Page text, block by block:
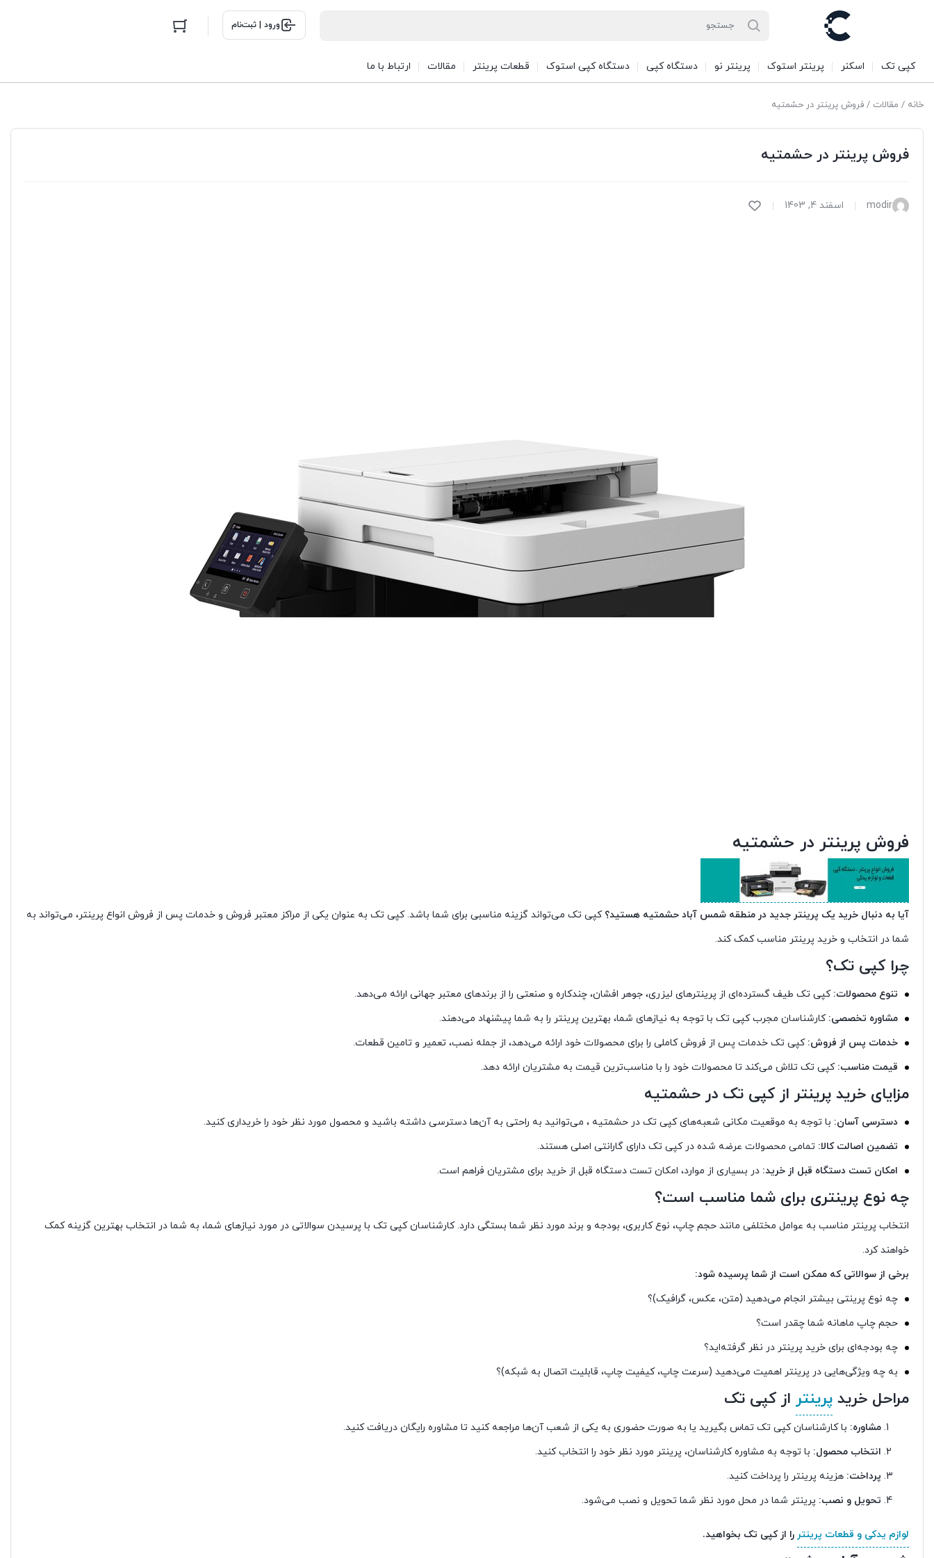
ورود | ثبت‌نام
کپی تک اسکنر پرینتر استوک پرینتر نو دستگاه کپی دستگاه کپی استوک قطعات پرینتر مقالات ارتباط با ما
خانه / مقالات / فروش پرینتر در حشمتیه
فروش پرینتر در حشمتیه
modir اسفند 4, 1403
فروش پرینتر در حشمتیه
آیا به دنبال خرید یک پرینتر جدید در منطقه شمس آباد حشمتیه هستید؟ کپی تک می‌تواند گزینه مناسبی برای شما باشد. کپی تک به عنوان یکی از مراکز معتبر فروش و خدمات پس از فروش انواع پرینتر، می‌تواند به
شما در انتخاب و خرید پرینتر مناسب کمک کند.
چرا کپی تک؟
تنوع محصولات: کپی تک طیف گسترده‌ای از پرینترهای لیزری، جوهر افشان، چندکاره و صنعتی را از برندهای معتبر جهانی ارائه می‌دهد.
مشاوره تخصصی: کارشناسان مجرب کپی تک با توجه به نیازهای شما، بهترین پرینتر را به شما پیشنهاد می‌دهند.
خدمات پس از فروش: کپی تک خدمات پس از فروش کاملی را برای محصولات خود ارائه می‌دهد، از جمله نصب، تعمیر و تامین قطعات.
قیمت مناسب: کپی تک تلاش می‌کند تا محصولات خود را با مناسب‌ترین قیمت به مشتریان ارائه دهد.
مزایای خرید پرینتر از کپی تک در حشمتیه
دسترسی آسان: با توجه به موقعیت مکانی شعبه‌های کپی تک در حشمتیه ، می‌توانید به راحتی به آن‌ها دسترسی داشته باشید و محصول مورد نظر خود را خریداری کنید.
تضمین اصالت کالا: تمامی محصولات عرضه شده در کپی تک دارای گارانتی اصلی هستند.
امکان تست دستگاه قبل از خرید: در بسیاری از موارد، امکان تست دستگاه قبل از خرید برای مشتریان فراهم است.
چه نوع پرینتری برای شما مناسب است؟
انتخاب پرینتر مناسب به عوامل مختلفی مانند حجم چاپ، نوع کاربری، بودجه و برند مورد نظر شما بستگی دارد. کارشناسان کپی تک با پرسیدن سوالاتی در مورد نیازهای شما، به شما در انتخاب بهترین گزینه کمک
خواهند کرد.
برخی از سوالاتی که ممکن است از شما پرسیده شود:
چه نوع پرینتی بیشتر انجام می‌دهید (متن، عکس، گرافیک)؟
حجم چاپ ماهانه شما چقدر است؟
چه بودجه‌ای برای خرید پرینتر در نظر گرفته‌اید؟
به چه ویژگی‌هایی در پرینتر اهمیت می‌دهید (سرعت چاپ، کیفیت چاپ، قابلیت اتصال به شبکه)؟
مراحل خرید پرینتر از کپی تک
مشاوره: با کارشناسان کپی تک تماس بگیرید یا به صورت حضوری به یکی از شعب آن‌ها مراجعه کنید تا مشاوره رایگان دریافت کنید.
انتخاب محصول: با توجه به مشاوره کارشناسان، پرینتر مورد نظر خود را انتخاب کنید.
پرداخت: هزینه پرینتر را پرداخت کنید.
تحویل و نصب: پرینتر شما در محل مورد نظر شما تحویل و نصب می‌شود.
لوازم یدکی و قطعات پرینتر را از کپی تک بخواهید.